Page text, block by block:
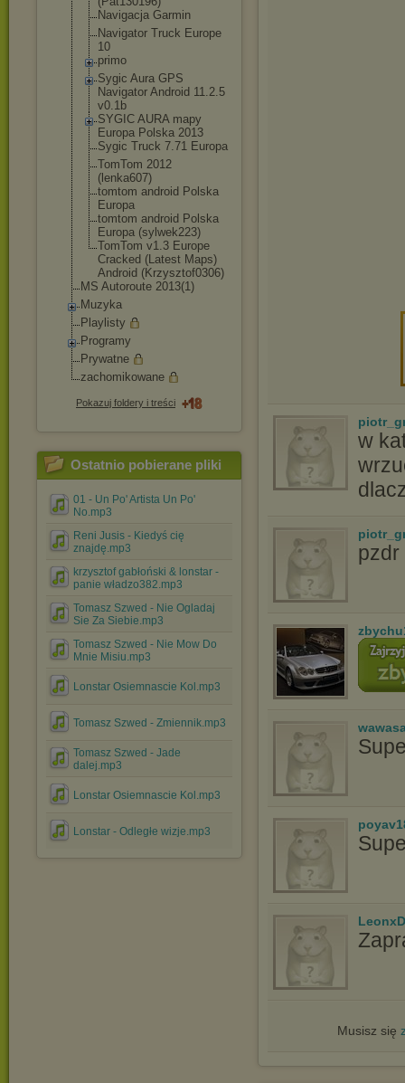
Navigacja Garmin
Navigator Truck Europe
10
primo
Sygic Aura GPS
Navigator Android 11.2.5
v0.1b
SYGIC AURA mapy
Europa Polska 2013
Sygic Truck 7.71 Europa
TomTom 2012
(lenka607)
tomtom android Polska
Europa
tomtom android Polska
Europa (sylwek223)
TomTom v1.3 Europe
Cracked (Latest Maps)
Android (Krzysztof0306)
MS Autoroute 2013(1)
Muzyka
Playlisty
Programy
Prywatne
zachomikowane
Pokazuj foldery i treści
Ostatnio pobierane pliki
01 - Un Po' Artista Un Po'
No.mp3
Reni Jusis - Kiedyś cię
znajdę.mp3
krzysztof gabłoński & lonstar -
panie władzo382.mp3
Tomasz Szwed - Nie Ogladaj
Sie Za Siebie.mp3
Tomasz Szwed - Nie Mow Do
Mnie Misiu.mp3
Lonstar Osiemnascie Kol.mp3
Tomasz Szwed - Zmiennik.mp3
Tomasz Szwed - Jade
dalej.mp3
Lonstar Osiemnascie Kol.mp3
Lonstar - Odległe wizje.mp3
w
pzdr
Musisz się